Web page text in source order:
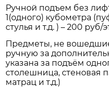
Ручной подъем без
1(одного) кубометра
стулья и т.д. ) – 200 руб/
Предметы, не
ручную за
указана за подъём
столешница, стеновая
матрац и т.д.)